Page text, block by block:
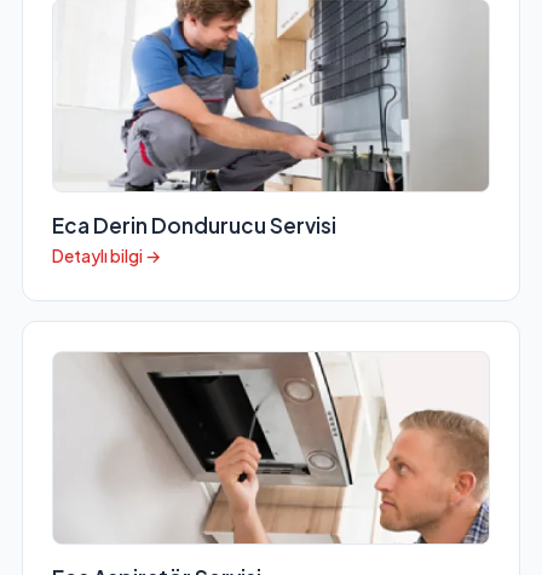
Eca Derin Dondurucu Servisi
Detaylı bilgi →